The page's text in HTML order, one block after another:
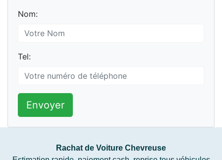
Nom:
Tel:
Envoyer
Rachat de Voiture Chevreuse